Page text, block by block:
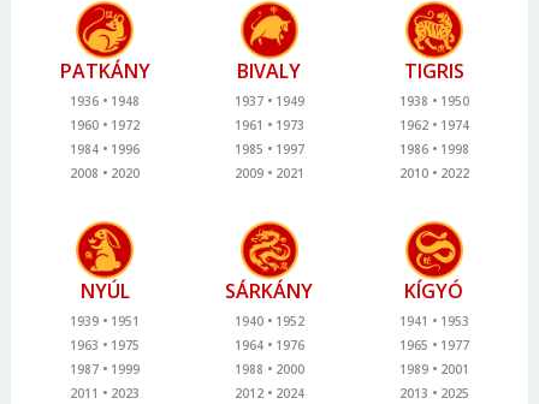
PATKÁNY
1936
1948
1960
1972
1984
1996
2008
2020
BIVALY
1937
1949
1961
1973
1985
1997
2009
2021
TIGRIS
1938
1950
1962
1974
1986
1998
2010
2022
NYÚL
1939
1951
1963
1975
1987
1999
2011
2023
SÁRKÁNY
1940
1952
1964
1976
1988
2000
2012
2024
KÍGYÓ
1941
1953
1965
1977
1989
2001
2013
2025